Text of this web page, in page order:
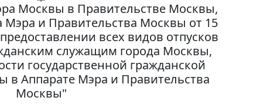
Москвы в Правительстве Москвы,
Мэра и Правительства Москвы от 15
всех видов отпусков
служащим города Москвы,
государственной гражданской
в Аппарате Мэра и Правительства
Москвы"